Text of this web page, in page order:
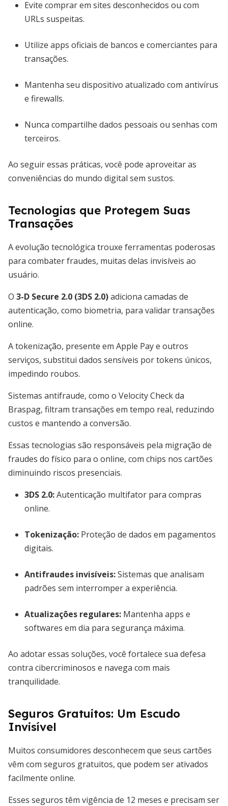
Evite comprar em sites desconhecidos ou com
URLs suspeitas.
Utilize apps oficiais de bancos e comerciantes para
transações.
Mantenha seu dispositivo atualizado com antivírus
e firewalls.
Nunca compartilhe dados pessoais ou senhas com
terceiros.
Ao seguir essas práticas, você pode aproveitar as
conveniências do mundo digital sem sustos.
Tecnologias que Protegem Suas
Transações
A evolução tecnológica trouxe ferramentas poderosas
para combater fraudes, muitas delas invisíveis ao
usuário.
O 3-D Secure 2.0 (3DS 2.0)adiciona camadas de
autenticação, como biometria, para validar transações
online.
A tokenização, presente em Apple Pay e outros
serviços, substitui dados sensíveis por tokens únicos,
impedindo roubos.
Sistemas antifraude, como o Velocity Check da
Braspag, filtram transações em tempo real, reduzindo
custos e mantendo a conversão.
Essas tecnologias são responsáveis pela migração de
fraudes do físico para o online, com chips nos cartões
diminuindo riscos presenciais.
3DS 2.0:Autenticação multifator para compras
online.
Tokenização: Proteção de dados em pagamentos
digitais.
Antifraudes invisíveis:Sistemas que analisam
padrões sem interromper a experiência.
Atualizações regulares: Mantenha apps e
softwares em dia para segurança máxima.
Ao adotar essas soluções, você fortalece sua defesa
contra cibercriminosos e navega com mais
tranquilidade.
Seguros Gratuitos: Um Escudo
Invisível
Muitos consumidores desconhecem que seus cartões
vêm com seguros gratuitos, que podem ser ativados
facilmente online.
Esses seguros têm vigência de 12 meses e precisam ser